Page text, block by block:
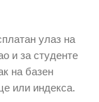
улаз на
и за студенте
на базен
или индекса.